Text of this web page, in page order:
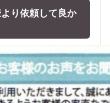
り依頼して良か